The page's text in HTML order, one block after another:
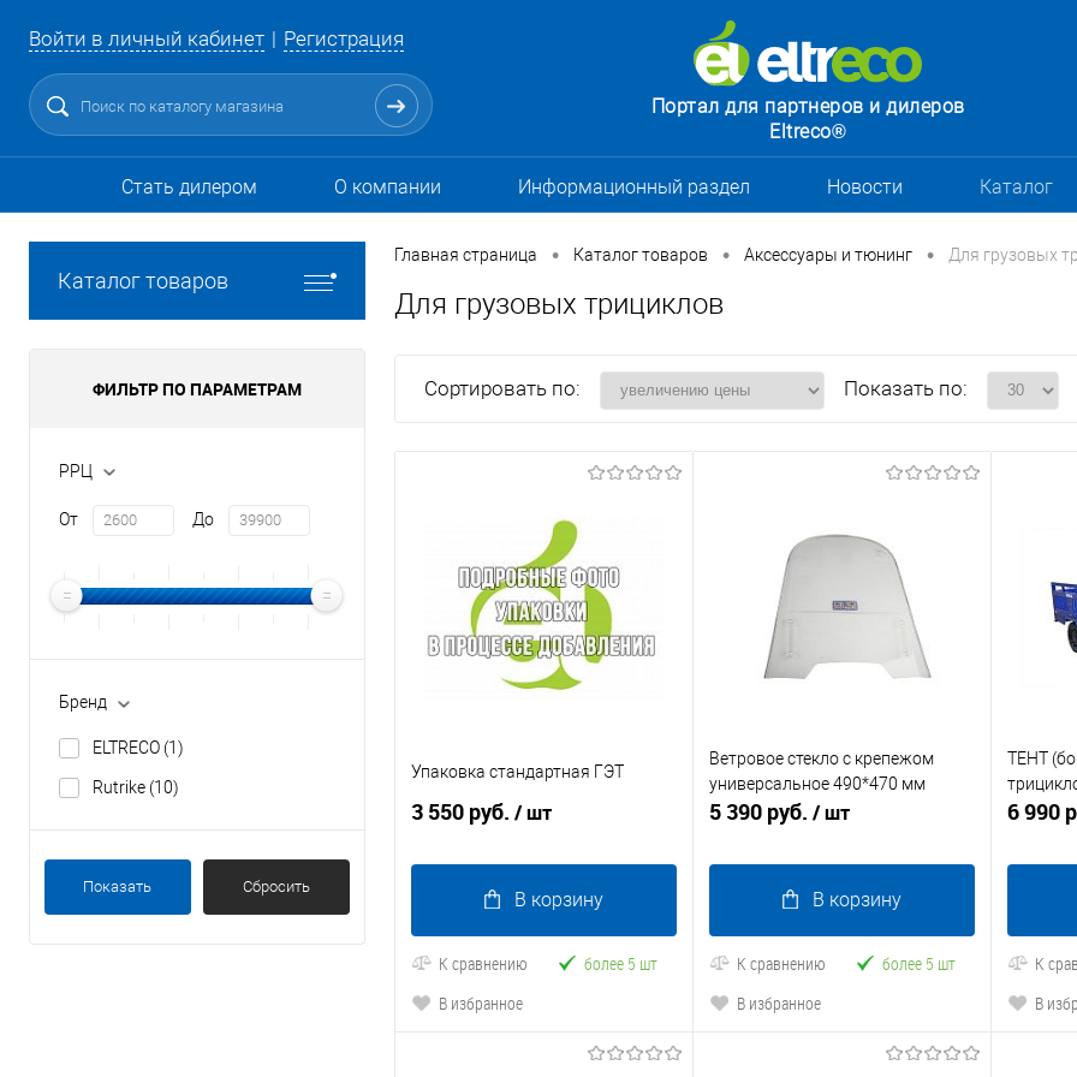
Войти в личный кабинет Регистрация
Портал для партнеров и дилеров
Eltreco®
Стать дилером О компании Информационный раздел Новости Каталог
Каталог товаров
ФИЛЬТР ПО ПАРАМЕТРАМ
РРЦ
От До
Бренд
ELTRECO (1)
Rutrike (10)
Показать Сбросить
Главная страница • Каталог товаров • Аксессуары и тюнинг • Для грузовых
Для грузовых трициклов
Сортировать по: Показать по:
Упаковка стандартная ГЭТ
3 550 руб. / шт
В корзину
К сравнению
более 5 шт
В избранное
Ветровое стекло с крепежом
универсальное 490*470 мм
5 390 руб. / шт
В корзину
К сравнению
более 5 шт
В избранное
ТЕНТ
6 990
К
В